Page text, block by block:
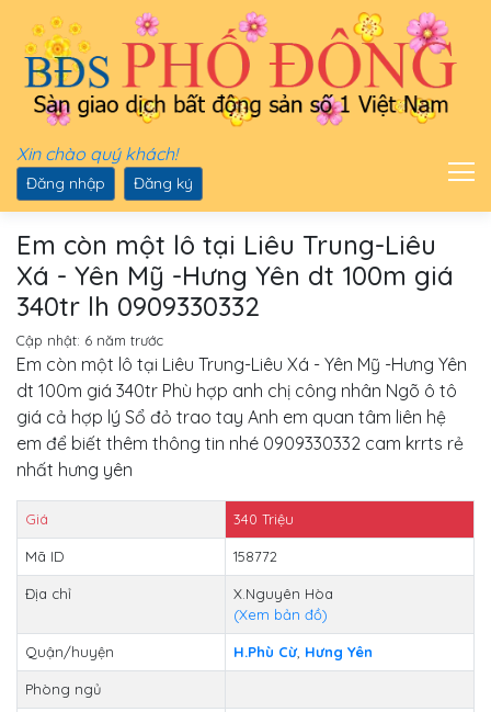
Xin chào quý khách!
Đăng nhập Đăng ký
Em còn một lô tại Liêu Trung-Liêu
Xá - Yên Mỹ -Hưng Yên dt 100m giá
340tr lh 0909330332
Cập nhật: 6 năm trước
Em còn một lô tại Liêu Trung-Liêu Xá - Yên Mỹ -Hưng Yên
dt 100m giá 340tr Phù hợp anh chị công nhân Ngõ ô tô
giá cả hợp lý Sổ đỏ trao tay Anh em quan tâm liên hệ
em để biết thêm thông tin nhé 0909330332 cam krrts rẻ
nhất hưng yên
Giá 340 Triệu
Mã ID 158772
Địa chỉ
X.Nguyên Hòa
(Xem bản đồ)
Quận/huyện H.Phù Cừ, Hưng Yên
Phòng ngủ